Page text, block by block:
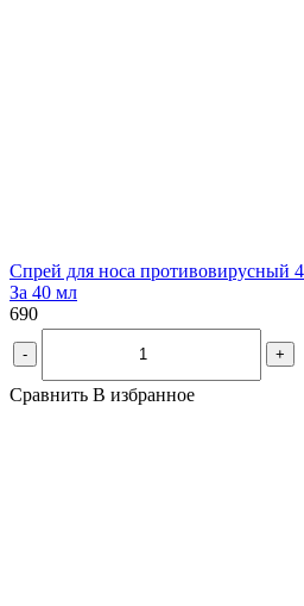
Спрей для носа противовирусный
За 40 мл
690
- +
Сравнить В избранное